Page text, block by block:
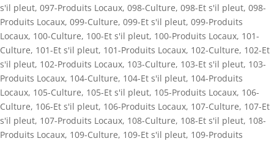
s'il pleut, 097-Produits Locaux, 098-Culture, 098-Et s'il pleut, 098-
Produits Locaux, 099-Culture, 099-Et s'il pleut, 099-Produits
Locaux, 100-Culture, 100-Et s'il pleut, 100-Produits Locaux, 101-
Culture, 101-Et s'il pleut, 101-Produits Locaux, 102-Culture, 102-Et
s'il pleut, 102-Produits Locaux, 103-Culture, 103-Et s'il pleut, 103-
Produits Locaux, 104-Culture, 104-Et s'il pleut, 104-Produits
Locaux, 105-Culture, 105-Et s'il pleut, 105-Produits Locaux, 106-
Culture, 106-Et s'il pleut, 106-Produits Locaux, 107-Culture, 107-Et
s'il pleut, 107-Produits Locaux, 108-Culture, 108-Et s'il pleut, 108-
Produits Locaux, 109-Culture, 109-Et s'il pleut, 109-Produits